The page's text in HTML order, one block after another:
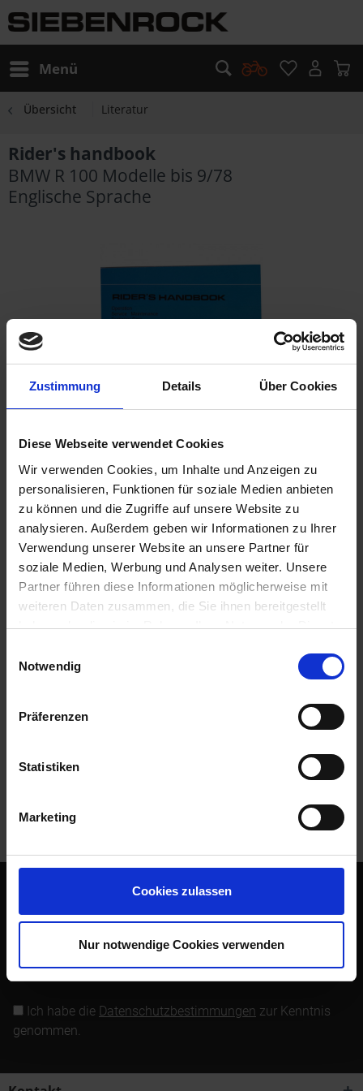
Zustimmung Details Über Cookies
Diese Webseite verwendet Cookies
Wir verwenden Cookies, um Inhalte und Anzeigen zu
personalisieren, Funktionen für soziale Medien anbieten
zu können und die Zugriffe auf unsere Website zu
analysieren. Außerdem geben wir Informationen zu Ihrer
Verwendung unserer Website an unsere Partner für
soziale Medien, Werbung und Analysen weiter. Unsere
Partner führen diese Informationen möglicherweise mit
weiteren Daten zusammen, die Sie ihnen bereitgestellt
haben oder die sie im Rahmen Ihrer Nutzung der Dienste
Cookies, wenn Sie unsere Webseite weiterhin nutzen.
Notwendig
Präferenzen
Statistiken
Marketing
Cookies zulassen
Nur notwendige Cookies verwenden
Menü
Übersicht Literatur
Rider's handbook
BMW R 100 Modelle bis 9/78
Englische Sprache
24,50 €
Sofort versandfertig, Lieferzeit ca. 2-4 Werktage innerhalb
Deutschlands
In denWarenkorb
Merken Bewerten
Artikel Nr.:
Nachdruck. Preis pro Stück. Für die klassischen BMW
Bewertungen
Sie keine Neuigkeit oder Aktion mehr von Siebenrock.
Newsletter abonnieren
Ich habe die Datenschutzbestimmungen zur Kenntnis
genommen.